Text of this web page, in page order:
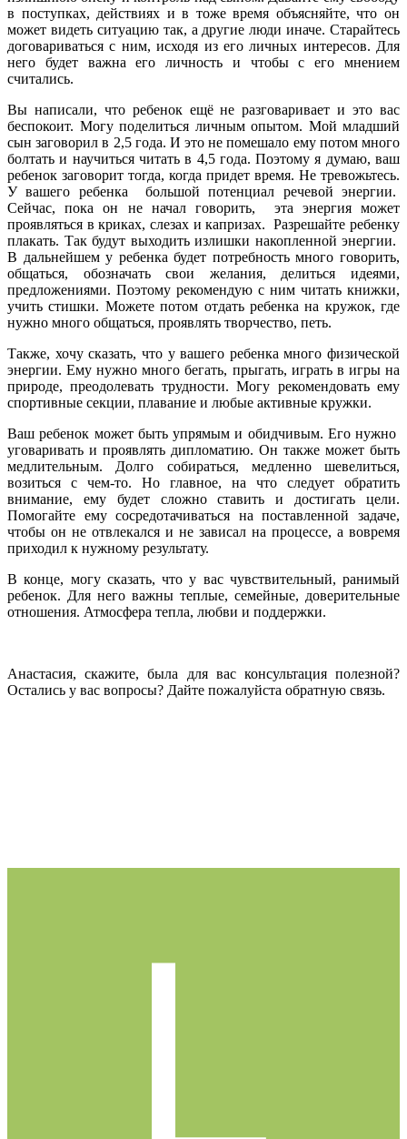
в поступках, действиях и в тоже время объясняйте, что он
может видеть ситуацию так, а другие люди иначе. Старайтесь
договариваться с ним, исходя из его личных интересов. Для
него будет важна его личность и чтобы с его мнением
считались.
Вы написали, что ребенок ещё не разговаривает и это вас
беспокоит. Могу поделиться личным опытом. Мой младший
сын заговорил в 2,5 года. И это не помешало ему потом много
болтать и научиться читать в 4,5 года. Поэтому я думаю, ваш
ребенок заговорит тогда, когда придет время. Не тревожьтесь.
У вашего ребенка большой потенциал речевой энергии.
Сейчас, пока он не начал говорить, эта энергия может
проявляться в криках, слезах и капризах. Разрешайте ребенку
плакать. Так будут выходить излишки накопленной энергии.
В дальнейшем у ребенка будет потребность много говорить,
общаться, обозначать свои желания, делиться идеями,
предложениями. Поэтому рекомендую с ним читать книжки,
учить стишки. Можете потом отдать ребенка на кружок, где
нужно много общаться, проявлять творчество, петь.
Также, хочу сказать, что у вашего ребенка много физической
энергии. Ему нужно много бегать, прыгать, играть в игры на
природе, преодолевать трудности. Могу рекомендовать ему
спортивные секции, плавание и любые активные кружки.
Ваш ребенок может быть упрямым и обидчивым. Его нужно
уговаривать и проявлять дипломатию. Он также может быть
медлительным. Долго собираться, медленно шевелиться,
возиться с чем-то. Но главное, на что следует обратить
внимание, ему будет сложно ставить и достигать цели.
Помогайте ему сосредотачиваться на поставленной задаче,
чтобы он не отвлекался и не зависал на процессе, а вовремя
приходил к нужному результату.
В конце, могу сказать, что у вас чувствительный, ранимый
ребенок. Для него важны теплые, семейные, доверительные
отношения. Атмосфера тепла, любви и поддержки.
Анастасия, скажите, была для вас консультация полезной?
Остались у вас вопросы? Дайте пожалуйста обратную связь.